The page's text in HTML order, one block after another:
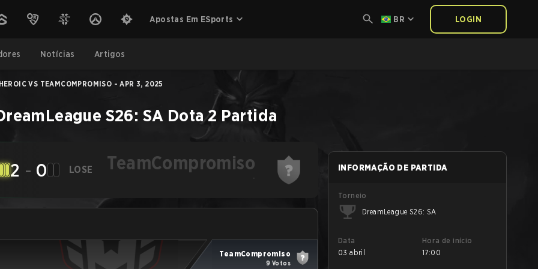
Apostas Em ESports BR LOGIN
Notícias Artigos
VS TEAMCOMPROMISO - APR 3, 2025
S26: SA Dota 2 Partida
2 - 0 LOSE TeamCompromiso
-
TeamCompromiso
9 Votos
INFORMAÇÃO DE PARTIDA
Torneio
DreamLeague S26: SA
Data
03 abril
Hora de início
17:00